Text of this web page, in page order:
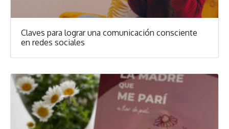
Claves para lograr una comunicación consciente
en redes sociales